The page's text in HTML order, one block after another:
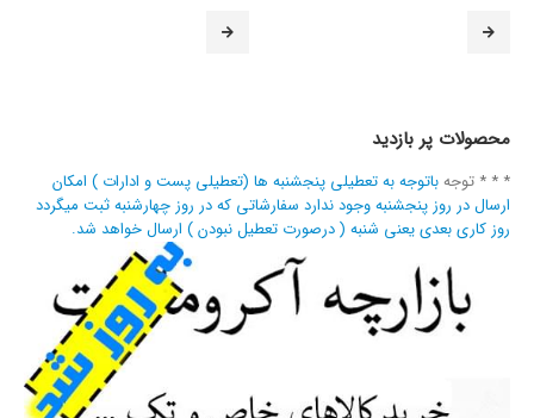
محصولات پر بازدید
* * * توجهباتوجه به تعطیلی پنجشنبه ها (تعطیلی پست و ادارات ) امکان
ارسال در روز پنجشنبه وجود ندارد سفارشاتی که در روز چهارشنبه ثبت میگردد
روز کاری بعدی یعنی شنبه ( درصورت تعطیل نبودن ) ارسال خواهد شد.